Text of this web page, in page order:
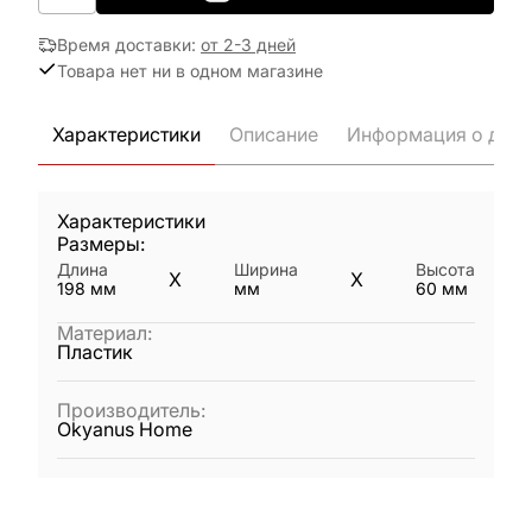
Время доставки: от 2-3 дней
Товара нет ни в одном магазине
Характеристики Описание Информация о
Характеристики
Размеры:
Длина
198 мм X
Ширина
мм
X
Высота
60 мм
Материал:
Пластик
Производитель:
Okyanus Home